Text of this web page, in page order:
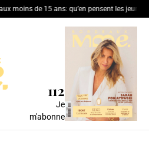
moins de 15 ans: qu’en pensent les jeunes
112
Je
m'abonne